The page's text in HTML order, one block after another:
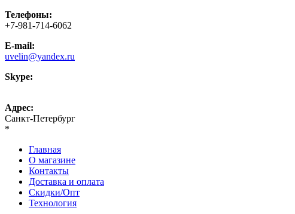
Телефоны:
+7-981-714-6062
E-mail:
uvelin@yandex.ru
Skype:
Адрес:
Санкт-Петербург
*
Главная
О магазине
Контакты
Доставка и оплата
Скидки/Опт
Технология